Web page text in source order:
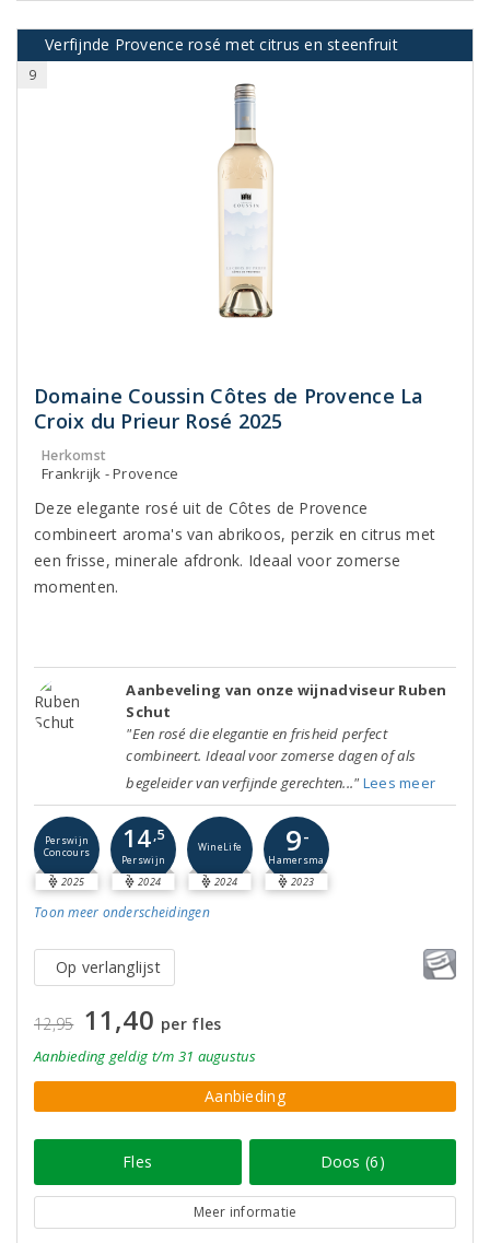
Verfijnde Provence rosé met citrus en steenfruit
9
Domaine Coussin Côtes de Provence La
Croix du Prieur Rosé 2025
Herkomst
Frankrijk - Provence
Deze elegante rosé uit de Côtes de Provence
combineert aroma's van abrikoos, perzik en citrus met
een frisse, minerale afdronk. Ideaal voor zomerse
momenten.
Aanbeveling van onze wijnadviseur Ruben
Schut
"Een rosé die elegantie en frisheid perfect
combineert. Ideaal voor zomerse dagen of als
begeleider van verfijnde gerechten..." Lees meer
Perswijn
Concours
2025
14,5
Perswijn
2024
WineLife
2024
9-
Hamersma
2023
Toon meer onderscheidingen
Op verlanglijst
12,95 11,40 per fles
Aanbieding geldig t/m 31 augustus
Aanbieding
Fles Doos (6)
Meer informatie